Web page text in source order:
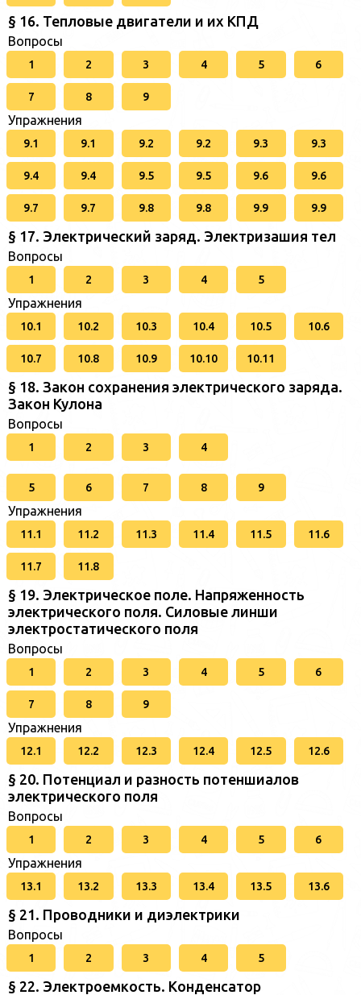
§ 16. Тепловые двигатели и их КПД
Вопросы
1 2 3 4 5 6
7 8 9
Упражнения
9.1 9.1 9.2 9.2 9.3 9.3
9.4 9.4 9.5 9.5 9.6 9.6
9.7 9.7 9.8 9.8 9.9 9.9
§ 17. Электрический заряд. Электризашия тел
Вопросы
1 2 3 4 5
Упражнения
10.1 10.2 10.3 10.4 10.5 10.6
10.7 10.8 10.9 10.10 10.11
§ 18. Закон сохранения электрического заряда.
Закон Кулона
Вопросы
1 2 3 4
5 6 7 8 9
Упражнения
11.1 11.2 11.3 11.4 11.5 11.6
11.7 11.8
§ 19. Электрическое поле. Напряженность
электрического поля. Силовые линши
электростатического поля
Вопросы
1 2 3 4 5 6
7 8 9
Упражнения
12.1 12.2 12.3 12.4 12.5 12.6
§ 20. Потенциал и разность потеншиалов
электрического поля
Вопросы
1 2 3 4 5 6
Упражнения
13.1 13.2 13.3 13.4 13.5 13.6
§ 21. Проводники и диэлектрики
Вопросы
1 2 3 4 5
§ 22. Электроемкость. Конденсатор